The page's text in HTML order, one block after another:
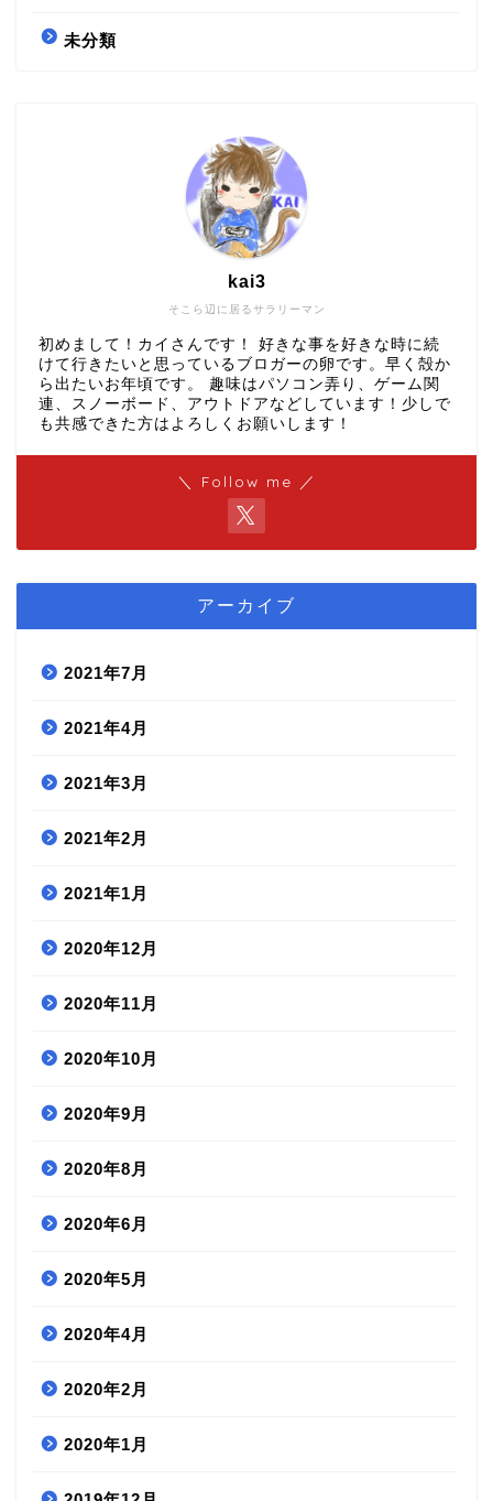
未分類
そこら辺に居るサラリーマン
kai3
初めまして！カイさんです！ 好きな事を好きな時に続
けて行きたいと思っているブロガーの卵です。早く殻か
ら出たいお年頃です。 趣味はパソコン弄り、ゲーム関
連、スノーボード、アウトドアなどしています！少しで
も共感できた方はよろしくお願いします！
＼ Follow me ／
アーカイブ
2021年7月
2021年4月
2021年3月
2021年2月
2021年1月
2020年12月
2020年11月
2020年10月
2020年9月
2020年8月
2020年6月
2020年5月
2020年4月
2020年2月
2020年1月